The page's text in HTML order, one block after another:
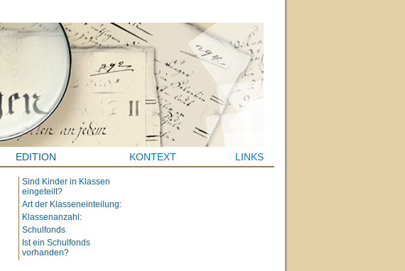
EDITION KONTEXT LINKS
Sind Kinder in Klassen
eingeteilt?
Art der Klasseneinteilung:
Klassenanzahl:
Schulfonds
Ist ein Schulfonds
vorhanden?